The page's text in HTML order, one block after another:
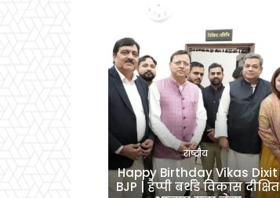
राष्ट्रीय
Happy Birthday Vikas Dixit
BJP | हैप्पी बर्थडे विकास दीक्षित